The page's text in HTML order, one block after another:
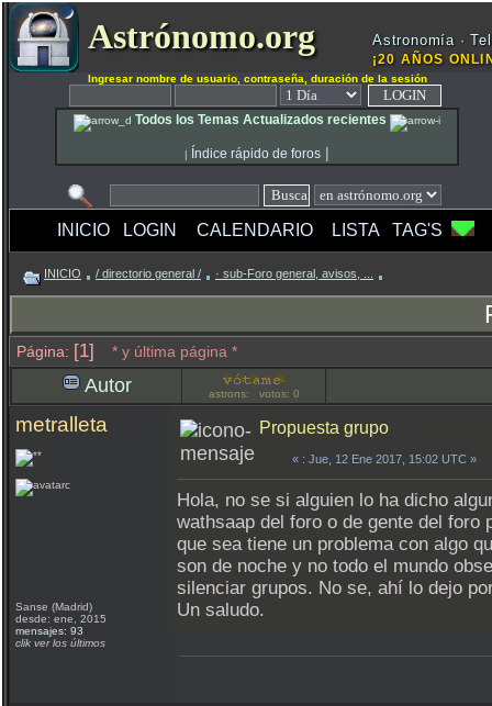
Astrónomo.org Astronomía ·
¡20 AÑOS
Ingresar nombre de usuario, contraseña, duración de la sesión
Todos los Temas Actualizados recientes
| Índice rápido de foros |
INICIO LOGIN CALENDARIO LISTA TAG'S
INICIO / directorio general / · sub-Foro general, avisos, ...
Página: [1] * y última página *
Autor astrons: votos: 0
metralleta
Sanse (Madrid)
desde: ene, 2015
mensajes: 93
clik ver los últimos
Propuesta grupo
« : Jue, 12 Ene 2017, 15:02 UTC »
Hola, no se si alguien lo ha dicho
wathsaap del foro o de gente del foro
que sea tiene un problema con algo
son de noche y no todo el mundo
silenciar grupos. No se, ahí lo dejo
Un saludo.